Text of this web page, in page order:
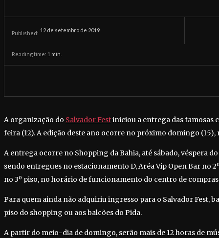
Published: 12 de setembro de 2019
Reading time: 1 min.
A organização do Salvador Festiniciou a entrega das famosas
feira (12). A edição deste ano ocorre no próximo domingo (15),
A entrega ocorre no Shopping da Bahia, até sábado, véspera
sendo entregues no estacionamento D, Aréa Vip Open Bar no
no 3º piso, no horário de funcionamento do centro de
Para quem ainda não adquiriu ingresso para o Salvador Fest,
piso do shopping ou aos balcões do Pida.
A partir do meio-dia de domingo, serão mais de 12 horas de